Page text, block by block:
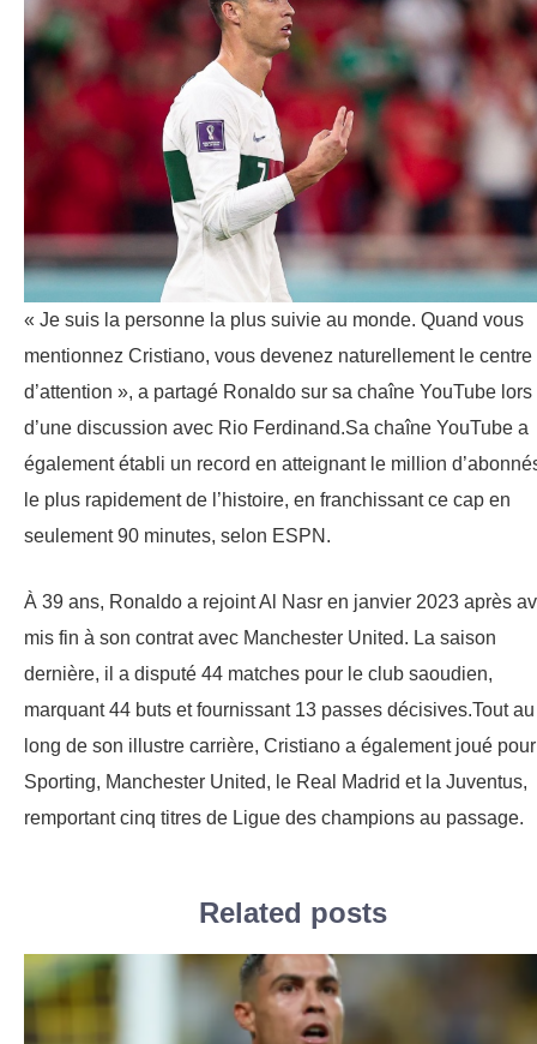
« Je suis la personne la plus suivie au monde. Quand vous
mentionnez Cristiano, vous devenez naturellement le centre
d’attention », a partagé Ronaldo sur sa chaîne YouTube lors
d’une discussion avec Rio Ferdinand.Sa chaîne YouTube a
également établi un record en atteignant le million
le plus rapidement de l’histoire, en franchissant ce cap en
seulement 90 minutes, selon ESPN.
À 39 ans, Ronaldo a rejoint Al Nasr en janvier 2023 après
mis fin à son contrat avec Manchester United. La saison
dernière, il a disputé 44 matches pour le club saoudien,
marquant 44 buts et fournissant 13 passes décisives.Tout au
long de son illustre carrière, Cristiano a également joué
Sporting, Manchester United, le Real Madrid et la Juventus,
remportant cinq titres de Ligue des champions au passage.
Related posts